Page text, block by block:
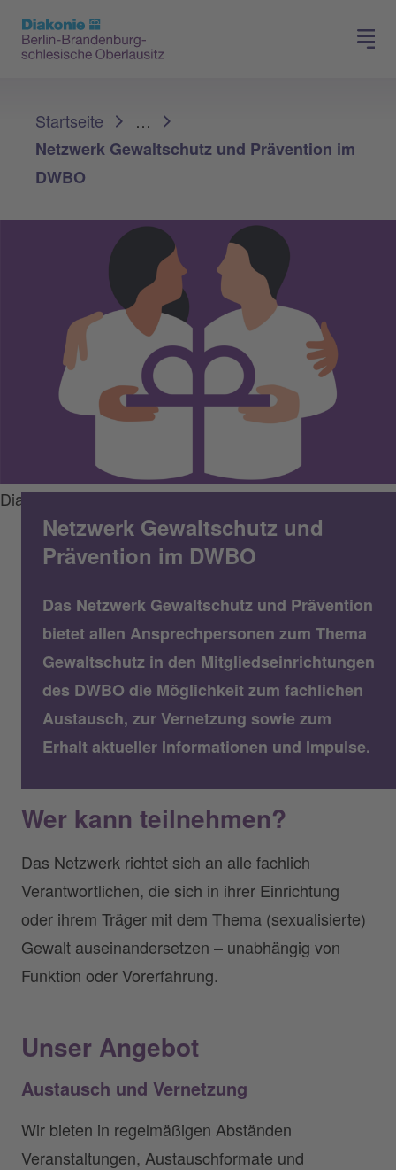
Presse
Startseite
…
Netzwerk Gewaltschutz und Prävention im
DWBO
Diakonie/Francesco Ciccolella
Netzwerk Gewaltschutz und
Prävention im DWBO
Das Netzwerk Gewaltschutz und Prävention
bietet allen Ansprechpersonen zum Thema
Gewaltschutz in den Mitgliedseinrichtungen
des DWBO die Möglichkeit zum fachlichen
Austausch, zur Vernetzung sowie zum
Erhalt aktueller Informationen und Impulse.
Wer kann teilnehmen?
Das Netzwerk richtet sich an alle fachlich
Verantwortlichen, die sich in ihrer Einrichtung
oder ihrem Träger mit dem Thema (sexualisierte)
Gewalt auseinandersetzen – unabhängig von
Funktion oder Vorerfahrung.
Unser Angebot
Austausch und Vernetzung
Wir bieten in regelmäßigen Abständen
Veranstaltungen, Austauschformate und